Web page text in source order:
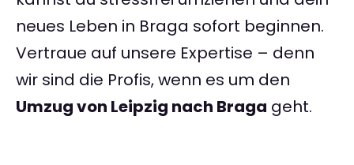
neues Leben in Braga sofort beginnen.
Vertraue auf unsere Expertise – denn
wir sind die Profis, wenn es um den
Umzug von Leipzig nach Braga geht.